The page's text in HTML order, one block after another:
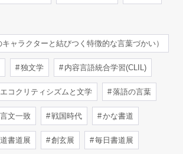
ャラクターと結びつく特徴的な言葉づかい）
独文学 内容言語統合学習(CLIL)
コクリティシズムと文学 落語の言葉
文一致 戦国時代 かな書道
書道展 創玄展 毎日書道展